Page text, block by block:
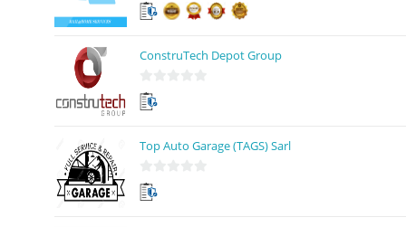
5sur 5
ConstruTech Depot Group
0
s
r
Top Auto Garage (TAGS) Sarl
0
s